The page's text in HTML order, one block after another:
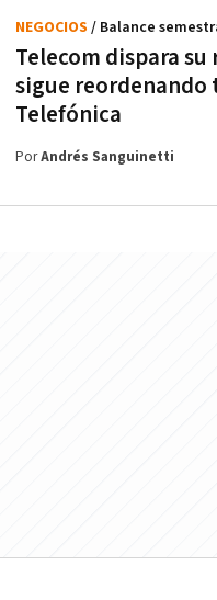
Telecom dispara
sigue reordenando
Telefónica
NEGOCIOS / Balance
PorAndrés Sanguinetti